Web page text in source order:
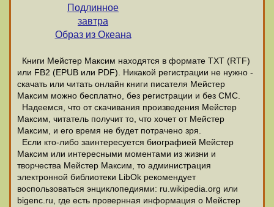
Подлинное
завтра
Образ из Океана
Книги Мейстер Максим находятся в формате ТХТ (RTF)
или FB2 (EPUB или PDF). Никакой регистрации не нужно -
скачать или читать онлайн книги писателя Мейстер
Максим можно бесплатно, без регистрации и без СМС.
Надеемся, что от скачивания произведения Мейстер
Максим, читатель получит то, что хочет от Мейстер
Максим, и его время не будет потрачено зря.
Если кто-либо заинтересуется биографией Мейстер
Максим или интересными моментами из жизни и
творчества Мейстер Максим, то администрация
электронной библиотеки LibOk рекомендует
воспользоваться энциклопедиями: ru.wikipedia.org или
bigenc.ru, где есть провернная информация о Мейстер